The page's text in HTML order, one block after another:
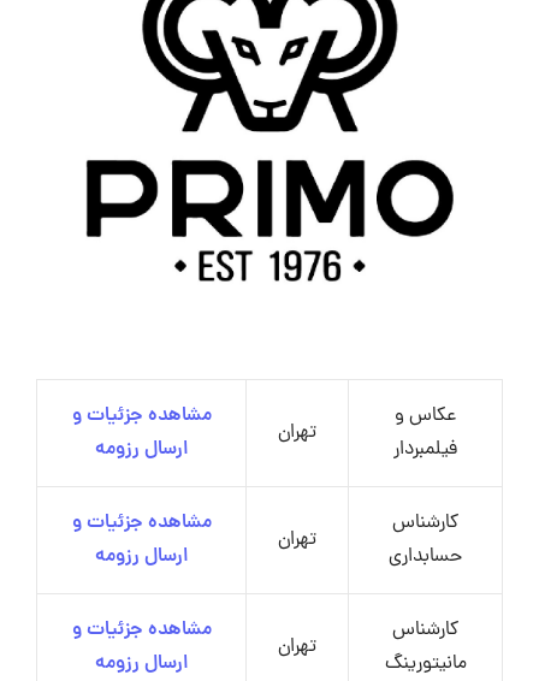
عکاس و
فیلمبردار
تهران
مشاهده جزئیات و
ارسال رزومه
کارشناس
حسابداری
تهران
مشاهده جزئیات و
ارسال رزومه
کارشناس
مانیتورینگ
تهران
مشاهده جزئیات و
ارسال رزومه